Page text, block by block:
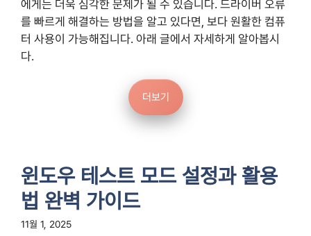
에게는 더욱 심각한 문제가 될 수 있습니다. 드라이버 오류
를 빠르게 해결하는 방법을 알고 있다면, 보다 원활한 컴퓨
터 사용이 가능해집니다. 아래 글에서 자세하게 알아봅시
다.
더보기
윈도우 테스트 모드 설정과 활용
법 완벽 가이드
11월 1, 2025